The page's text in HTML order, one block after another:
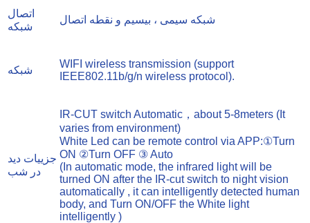
اتصال
شبکه
شبکه سیمی ، بیسیم و نقطه اتصال
شبکه
WIFI wireless transmission (support
IEEE802.11b/g/n wireless protocol).
جزییات دید
در شب
IR-CUT switch Automatic，about 5-8meters (It
varies from environment)
White Led can be remote control via APP:①Turn
ON ②Turn OFF ③ Auto
(In automatic mode, the infrared light will be
turned ON after the IR-cut switch to night vision
automatically , it can intelligently detected human
body, and Turn ON/OFF the White light
intelligently )